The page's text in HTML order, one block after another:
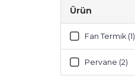
Ürün
Fan Termik (1)
Pervane (2)